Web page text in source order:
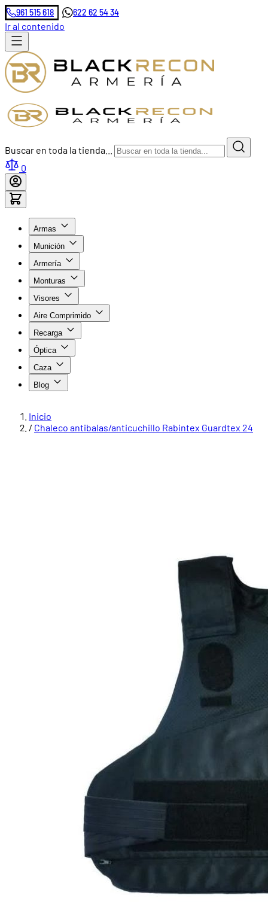
961 515 618 622 62 54 34
Ir al contenido
Buscar en toda la tienda...
0
Armas
Munición
Armería
Monturas
Visores
Aire Comprimido
Recarga
Óptica
Caza
Blog
Inicio
/ Chaleco antibalas/anticuchillo Rabintex Guardtex 24